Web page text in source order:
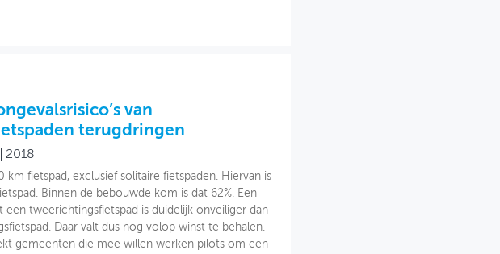
van
terugdringen
2018
km fietspad, exclusief solitaire fietspaden. Hiervan is
Binnen de bebouwde kom is dat 62%. Een
een tweerichtingsfietspad is duidelijk onveiliger dan
Daar valt dus nog volop winst te behalen.
gemeenten die mee willen werken pilots om een